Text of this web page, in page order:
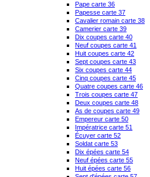
Pape carte 36
Papesse carte 37
Cavalier romain carte 38
Camerier carte 39
Dix coupes carte 40
Neuf coupes carte 41
Huit coupes carte 42
Sept coupes carte 43
Six coupes carte 44
Cinq coupes carte 45
Quatre coupes carte 46
Trois coupes carte 47
Deux coupes carte 48
As de coupes carte 49
Empereur carte 50
Impératrice carte 51
Écuyer carte 52
Soldat carte 53
Dix épées carte 54
Neuf épées carte 55
Huit épées carte 56